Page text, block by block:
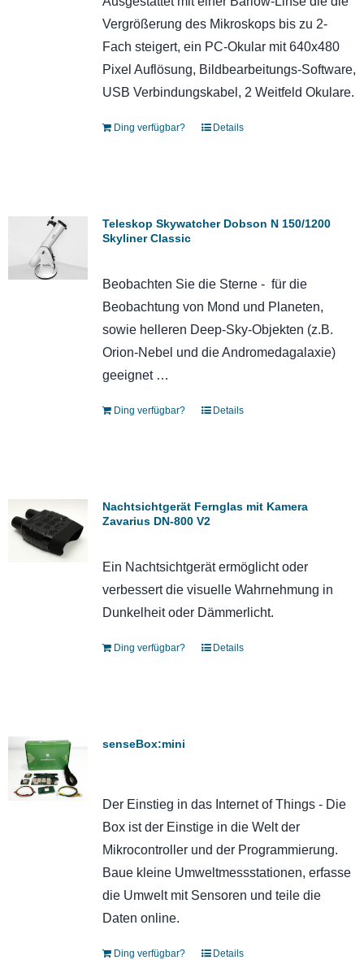
Vergrößerung des Mikroskops bis zu 2-
Fach steigert, ein PC-Okular mit 640x480
Pixel Auflösung, Bildbearbeitungs-Software,
USB Verbindungskabel, 2 Weitfeld Okulare.
Ding verfügbar? Details
Teleskop Skywatcher Dobson N 150/1200
Skyliner Classic
Beobachten Sie die Sterne - für die
Beobachtung von Mond und Planeten,
sowie helleren Deep-Sky-Objekten (z.B.
Orion-Nebel und die Andromedagalaxie)
geeignet …
Ding verfügbar? Details
Nachtsichtgerät Fernglas mit Kamera
Zavarius DN-800 V2
Ein Nachtsichtgerät ermöglicht oder
verbessert die visuelle Wahrnehmung in
Dunkelheit oder Dämmerlicht.
Ding verfügbar? Details
senseBox:mini
Der Einstieg in das Internet of Things - Die
Box ist der Einstige in die Welt der
Mikrocontroller und der Programmierung.
Baue kleine Umweltmessstationen, erfasse
die Umwelt mit Sensoren und teile die
Daten online.
Ding verfügbar? Details